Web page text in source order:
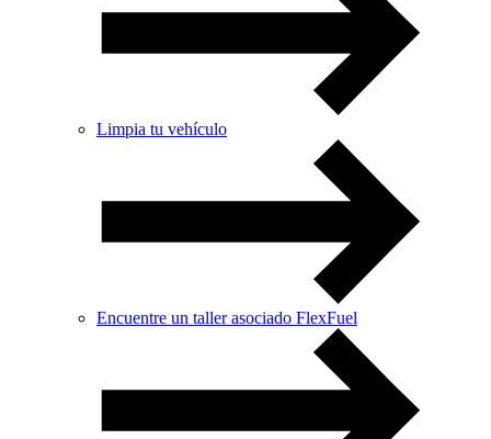
Limpia tu vehículo
Encuentre un taller asociado FlexFuel